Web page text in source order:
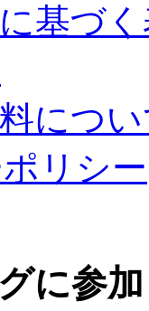
基づ
につ
リシー
に参